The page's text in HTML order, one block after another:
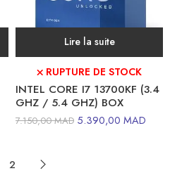
Lire la suite
⛌ RUPTURE DE STOCK
INTEL CORE I7 13700KF (3.4
GHZ / 5.4 GHZ) BOX
7.150,00MAD 5.390,00 MAD
2